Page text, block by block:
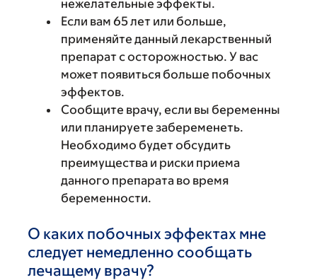
нежелательные эффекты.
Если вам 65 лет или больше,
применяйте данный лекарственный
препарат с осторожностью. У вас
может появиться больше побочных
эффектов.
Сообщите врачу, если вы беременны
или планируете забеременеть.
Необходимо будет обсудить
преимущества и риски приема
данного препарата во время
беременности.
О каких побочных эффектах мне
следует немедленно сообщать
лечащему врачу?